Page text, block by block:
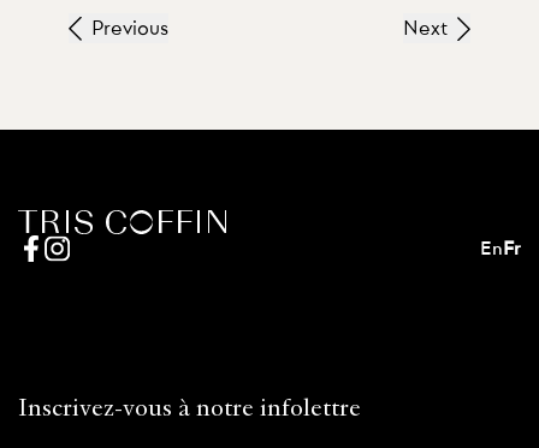
Previous Next
En Fr
Inscrivez-vous à notre infolettre